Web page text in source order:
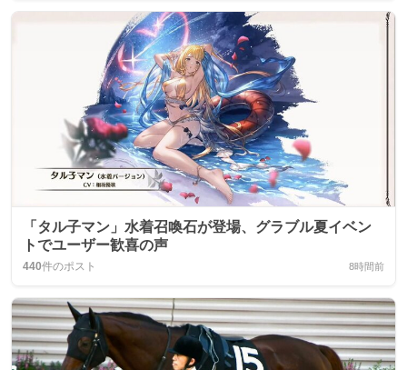
「タル子マン」水着召喚石が登場、グラブル夏イベン
トでユーザー歓喜の声
440件のポスト 8時間前